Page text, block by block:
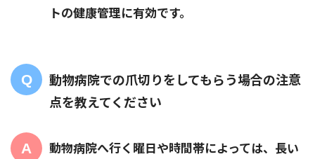
トの健康管理に有効です。
動物病院での爪切りをしてもらう場合の注意
点を教えてください
動物病院へ行く曜日や時間帯によっては、長い